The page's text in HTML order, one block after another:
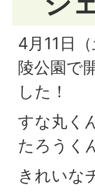
4月11日
陵公園で
した！
すな丸く
たろうく
きれいな